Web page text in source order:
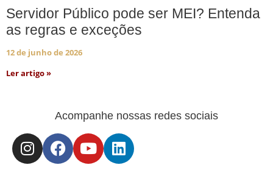
Servidor Público pode ser MEI? Entenda
as regras e exceções
12 de junho de 2026
Ler artigo »
Acompanhe nossas redes sociais